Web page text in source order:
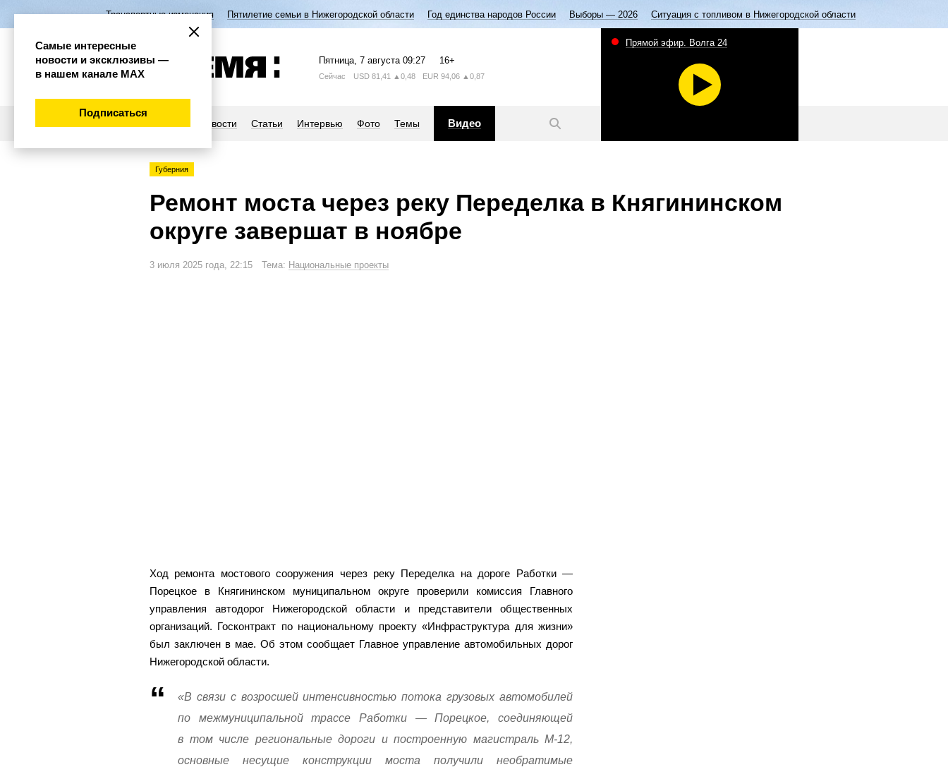
Транспортные изменения Пятилетие семьи в Нижегородской области Год единства народов России Выборы — 2026 Ситуация с топливом в Нижегородской области
Пятница, 7 августа 09:27 16+
Сейчас USD 81,41 ▲0,48 EUR 94,06 ▲0,87
Новости Статьи Интервью Фото Темы Видео
Прямой эфир. Волга 24
Губерния
Ремонт моста через реку Переделка в Княгининском
округе завершат в ноябре
3 июля 2025 года, 22:15 Тема: Национальные проекты
Ход ремонта мостового сооружения через реку Переделка на дороге Работки —
Порецкое в Княгининском муниципальном округе проверили комиссия Главного
управления автодорог Нижегородской области и представители общественных
организаций. Госконтракт по национальному проекту «Инфраструктура для жизни»
был заключен в мае. Об этом сообщает Главное управление автомобильных дорог
Нижегородской области.
«В связи с возросшей интенсивностью потока грузовых автомобилей
по межмуниципальной трассе Работки — Порецкое, соединяющей
в том числе региональные дороги и построенную магистраль М-12,
основные несущие конструкции моста получили необратимые
Самые интересные
новости и эксклюзивы —
в нашем канале МАХ
Подписаться